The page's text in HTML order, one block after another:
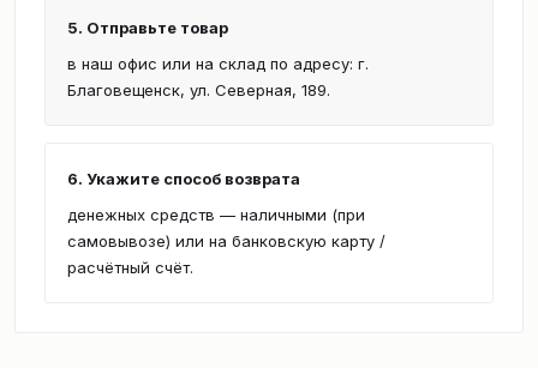
5. Отправьте товар
в наш офис или на склад по адресу: г.
Благовещенск, ул. Северная, 189.
6. Укажите способ возврата
денежных средств — наличными (при
самовывозе) или на банковскую карту /
расчётный счёт.